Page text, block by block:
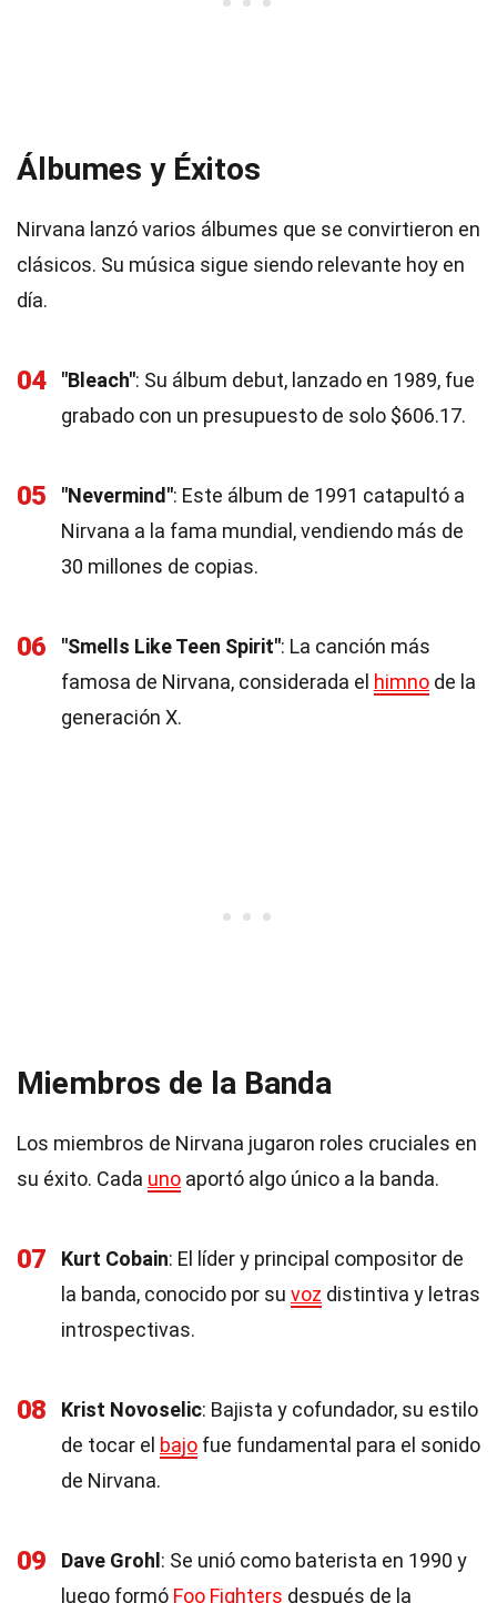
Álbumes y Éxitos
Nirvana lanzó varios álbumes que se convirtieron en
clásicos. Su música sigue siendo relevante hoy en
día.
04 "Bleach": Su álbum debut, lanzado en 1989, fue
grabado con un presupuesto de solo $606.17.
05 "Nevermind": Este álbum de 1991 catapultó a
Nirvana a la fama mundial, vendiendo más de
30 millones de copias.
06 "Smells Like Teen Spirit": La canción más
famosa de Nirvana, considerada el himno de la
generación X.
Miembros de la Banda
Los miembros de Nirvana jugaron roles cruciales en
su éxito. Cada uno aportó algo único a la banda.
07 Kurt Cobain: El líder y principal compositor de
la banda, conocido por su voz distintiva y letras
introspectivas.
08 Krist Novoselic: Bajista y cofundador, su estilo
de tocar el bajo fue fundamental para el sonido
de Nirvana.
09 Dave Grohl : Se unió como baterista en 1990 y
luego formó Foo Fighters después de la